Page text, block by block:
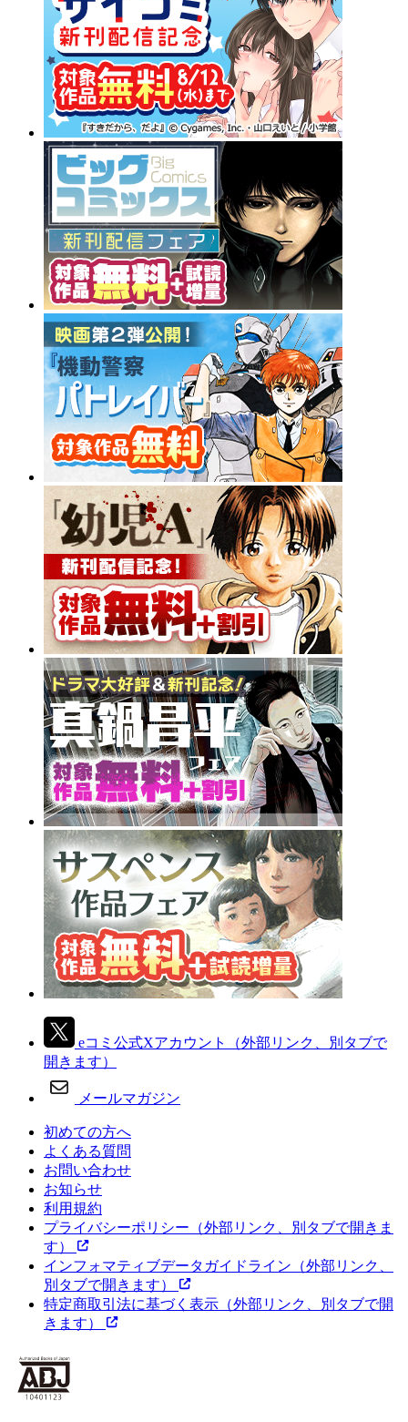
eコミ公式Xアカウント
（外部リンク、別タブで
開きます）
メールマガジン
初めての方へ
よくある質問
お問い合わせ
お知らせ
利用規約
プライバシーポリシー （外部リンク、別タブで開きま
す）
インフォマティブデータガイドライン （外部リンク、
別タブで開きます）
特定商取引法に基づく表示 （外部リンク、別タブで開
きます）